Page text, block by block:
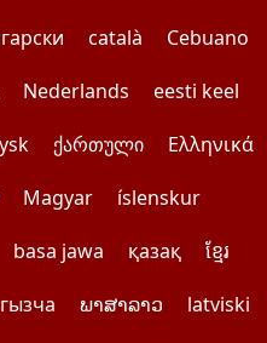
català
Cebuano
Nederlands
eesti keel
ქართული
Ελληνικά
Magyar
íslenskur
basa jawa қазақ
ខ្មែរ
ພາສາລາວ
latviski